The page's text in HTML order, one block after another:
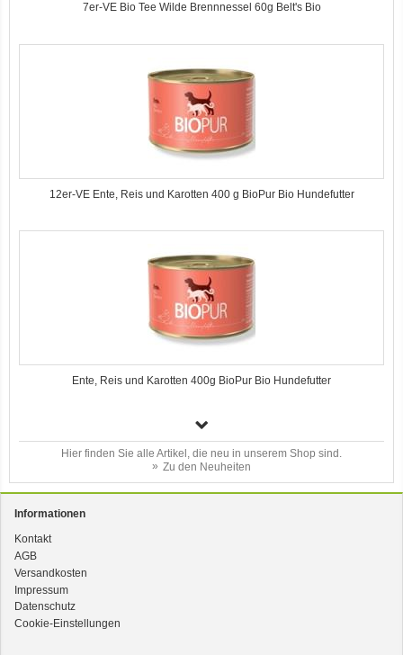
7er-VE Bio Tee Wilde Brennnessel 60g Belt's Bio
12er-VE Ente, Reis und Karotten 400 g BioPur Bio Hundefutter
Ente, Reis und Karotten 400g BioPur Bio Hundefutter
3er-SET Bio Sticks Soft (weiche Hundeleckerli) Huhn 150g Dog's Love
Hier finden Sie alle Artikel, die neu in unserem Shop sind.
Zu den Neuheiten
Informationen
Kontakt
AGB
Versandkosten
Impressum
Datenschutz
Cookie-Einstellungen